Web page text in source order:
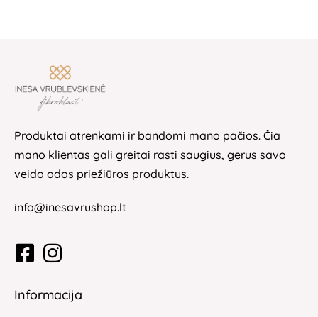
Produktai atrenkami ir bandomi mano pačios. Čia
mano klientas gali greitai rasti saugius, gerus savo
veido odos priežiūros produktus.
info@inesavrushop.lt
Informacija